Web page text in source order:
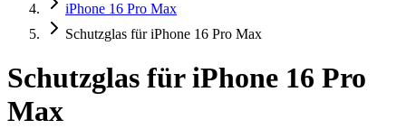
iPhone 16 Pro Max
Schutzglas für iPhone 16 Pro Max
Schutzglas für iPhone 16 Pro
Max